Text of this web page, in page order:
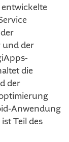
entwickelte
und der
die
der
Anwendung
Teil des